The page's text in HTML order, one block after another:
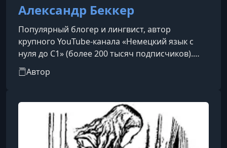
Александр Беккер
Популярный блогер и лингвист, автор
крупного YouTube-канала «Немецкий язык с
нуля до С1» (более 200 тысяч подписчиков).
Написал одноименный учебник для
самостоятельного изучения языка.
Автор